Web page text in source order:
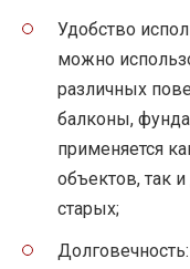
Удобство
можно
различных
балконы,
применяется
объектов, так
старых;